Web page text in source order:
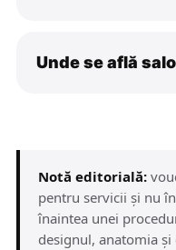
Unde se află
Notă editorială:
pentru servicii și nu
înaintea unei
designul, anatomia